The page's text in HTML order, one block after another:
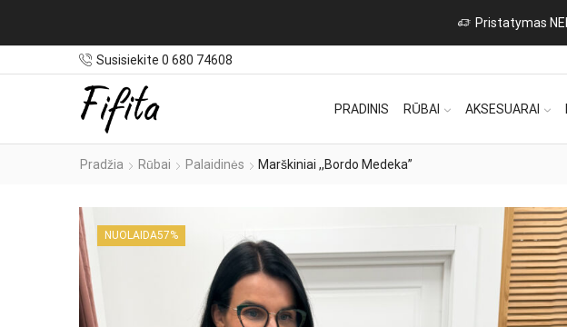
Susisiekite 0 680 74608
PRADINIS RŪBAI AKSESUARAI
Pradžia Rūbai Palaidinės Marškiniai ,,Bordo Medeka”
NUOLAIDA57%